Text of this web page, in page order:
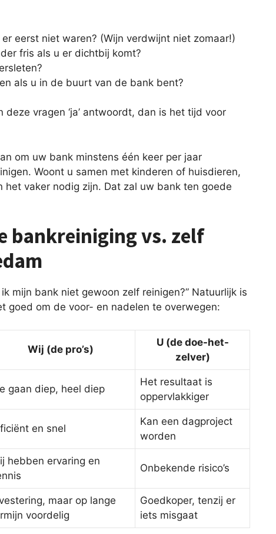
eerst niet waren? (Wijn verdwijnt niet zomaar!)
fris als u er dichtbij komt?
als u in de buurt van de bank bent?
deze vragen ‘ja’ antwoordt, dan is het tijd voor
om uw bank minstens één keer per jaar
Woont u samen met kinderen of huisdieren,
het vaker nodig zijn. Dat zal uw bank ten goede
bankreiniging vs. zelf
mijn bank niet gewoon zelf reinigen?” Natuurlijk is
goed om de voor- en nadelen te overwegen:
Wij (de pro’s)
U (de doe-het-
zelver)
gaan diep, heel diep
Het resultaat is
oppervlakkiger
en snel
Kan een dagproject
worden
hebben ervaring en
Onbekende risico’s
maar op lange
voordelig
Goedkoper, tenzij er
iets misgaat